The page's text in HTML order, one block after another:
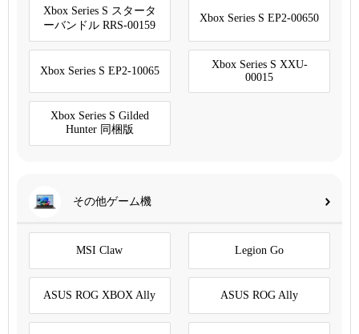
Xbox Series S スタータ
ーバンドル RRS-00159
Xbox Series S EP2-00650
Xbox Series S EP2-10065
Xbox Series S XXU-
00015
Xbox Series S Gilded
Hunter 同梱版
その他ゲーム機
MSI Claw Legion Go
ASUS ROG XBOX Ally ASUS ROG Ally